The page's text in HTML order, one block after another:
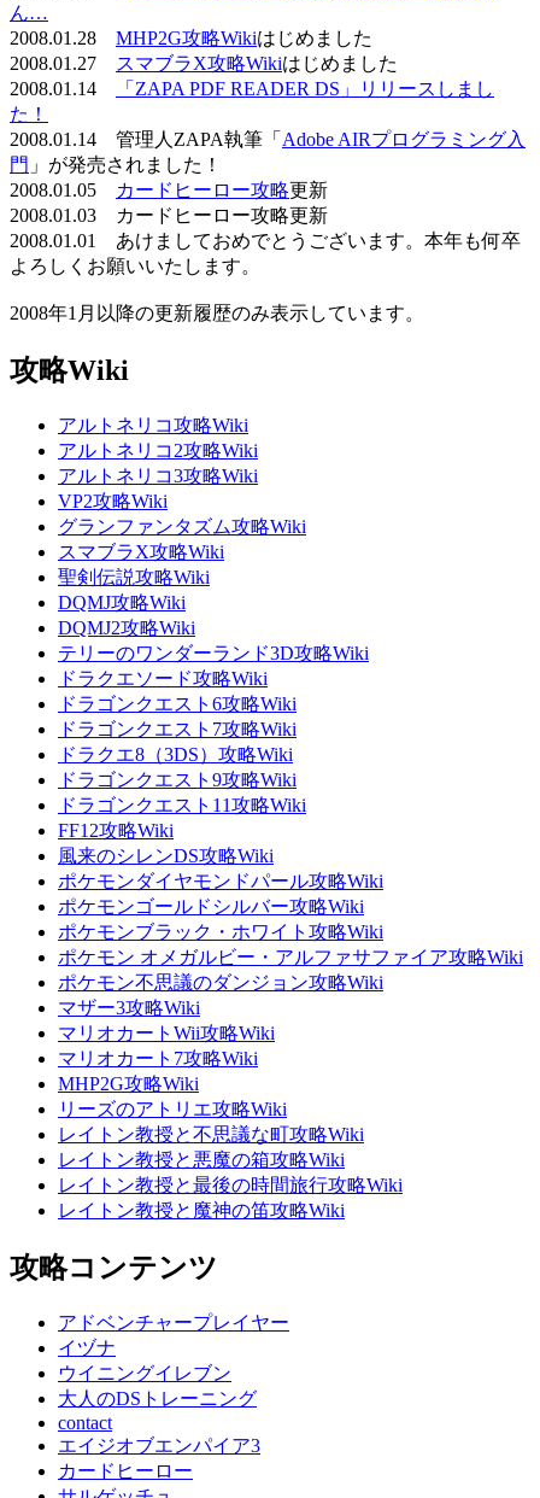
ん…
2008.01.28 MHP2G攻略Wikiはじめました
2008.01.27
スマブラX攻略Wikiはじめました
2008.01.14
「ZAPA PDF READER DS」リリースしまし
た！
2008.01.14 管理人ZAPA執筆「 Adobe AIRプログラミング入
門 」が発売されました！
2008.01.05
カードヒーロー攻略更新
2008.01.03 カードヒーロー攻略更新
2008.01.01 あけましておめでとうございます。本年も何卒
よろしくお願いいたします。
2008年1月以降の更新履歴のみ表示しています。
攻略Wiki
アルトネリコ攻略Wiki
アルトネリコ2攻略Wiki
アルトネリコ3攻略Wiki
VP2攻略Wiki
グランファンタズム攻略Wiki
スマブラX攻略Wiki
聖剣伝説攻略Wiki
DQMJ攻略Wiki
DQMJ2攻略Wiki
テリーのワンダーランド3D攻略Wiki
ドラクエソード攻略Wiki
ドラゴンクエスト6攻略Wiki
ドラゴンクエスト7攻略Wiki
ドラクエ8（3DS）攻略Wiki
ドラゴンクエスト9攻略Wiki
ドラゴンクエスト11攻略Wiki
FF12攻略Wiki
風来のシレンDS攻略Wiki
ポケモンダイヤモンドパール攻略Wiki
ポケモンゴールドシルバー攻略Wiki
ポケモンブラック・ホワイト攻略Wiki
ポケモン オメガルビー・アルファサファイア攻略Wiki
ポケモン不思議のダンジョン攻略Wiki
マザー3攻略Wiki
マリオカートWii攻略Wiki
マリオカート7攻略Wiki
MHP2G攻略Wiki
リーズのアトリエ攻略Wiki
レイトン教授と不思議な町攻略Wiki
レイトン教授と悪魔の箱攻略Wiki
レイトン教授と最後の時間旅行攻略Wiki
レイトン教授と魔神の笛攻略Wiki
攻略コンテンツ
アドベンチャープレイヤー
イヅナ
ウイニングイレブン
大人のDSトレーニング
contact
エイジオブエンパイア3
カードヒーロー